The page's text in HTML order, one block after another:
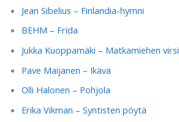
Jean Sibelius – Finlandia-hymni
BEHM – Frida
Jukka Kuoppamäki – Matkamiehen virsi
Pave Maijanen – Ikävä
Olli Halonen – Pohjola
Erika Vikman – Syntisten pöytä